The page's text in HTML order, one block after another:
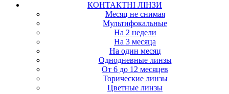
КОНТАКТНІ ЛІНЗИ
Месяц не снимая
Мультифокальные
На 2 недели
На 3 месяца
На один месяц
Однодневные линзы
От 6 до 12 месяцев
Торические линзы
Цветные линзы